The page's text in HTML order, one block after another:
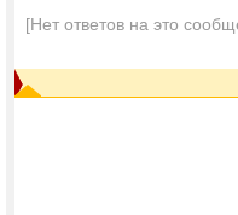
[Нет ответов на это